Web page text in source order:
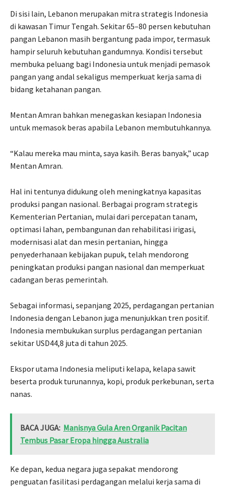
Di sisi lain, Lebanon merupakan mitra strategis Indonesia
di kawasan Timur Tengah. Sekitar 65–80 persen kebutuhan
pangan Lebanon masih bergantung pada impor, termasuk
hampir seluruh kebutuhan gandumnya. Kondisi tersebut
membuka peluang bagi Indonesia untuk menjadi pemasok
pangan yang andal sekaligus memperkuat kerja sama di
bidang ketahanan pangan.
Mentan Amran bahkan menegaskan kesiapan Indonesia
untuk memasok beras apabila Lebanon membutuhkannya.
“Kalau mereka mau minta, saya kasih. Beras banyak,” ucap
Mentan Amran.
Hal ini tentunya didukung oleh meningkatnya kapasitas
produksi pangan nasional. Berbagai program strategis
Kementerian Pertanian, mulai dari percepatan tanam,
optimasi lahan, pembangunan dan rehabilitasi irigasi,
modernisasi alat dan mesin pertanian, hingga
penyederhanaan kebijakan pupuk, telah mendorong
peningkatan produksi pangan nasional dan memperkuat
cadangan beras pemerintah.
Sebagai informasi, sepanjang 2025, perdagangan pertanian
Indonesia dengan Lebanon juga menunjukkan tren positif.
Indonesia membukukan surplus perdagangan pertanian
sekitar USD44,8 juta di tahun 2025.
Ekspor utama Indonesia meliputi kelapa, kelapa sawit
beserta produk turunannya, kopi, produk perkebunan, serta
nanas.
BACA JUGA: Manisnya Gula Aren Organik Pacitan
Tembus Pasar Eropa hingga Australia
Ke depan, kedua negara juga sepakat mendorong
penguatan fasilitasi perdagangan melalui kerja sama di